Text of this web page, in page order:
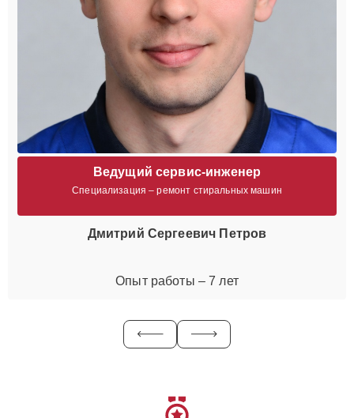
Ведущий сервис-инженер
Специализация – ремонт стиральных машин
Дмитрий Сергеевич Петров
Опыт работы – 7 лет